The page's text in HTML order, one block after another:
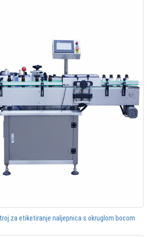
za etiketiranje naljepnica s okruglom bocom